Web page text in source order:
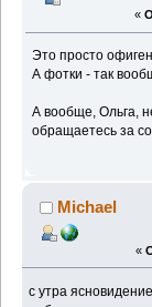
«
Это просто
А фотки - так
А вообще, Ольга,
обращаетесь за
Michael
«
с утра